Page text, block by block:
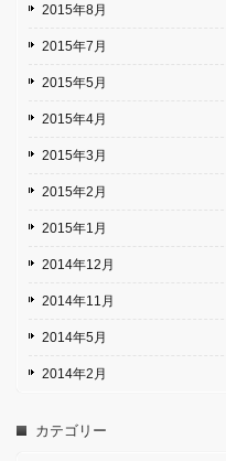
2015年8月
2015年7月
2015年5月
2015年4月
2015年3月
2015年2月
2015年1月
2014年12月
2014年11月
2014年5月
2014年2月
カテゴリー